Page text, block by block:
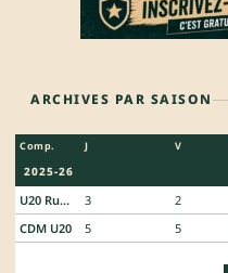
ARCHIVES PAR SAISON
Comp. J V
2025-26
U20 Rugby Championship 3 2
CDM U20
5 5